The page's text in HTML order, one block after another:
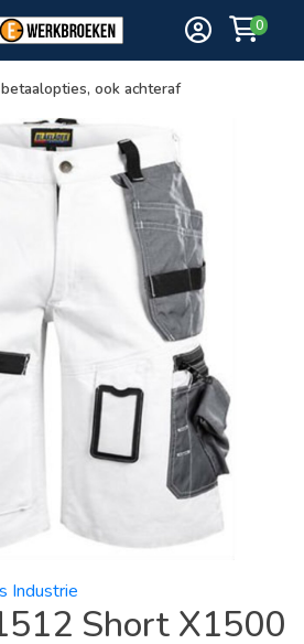
0
ook achteraf
Industrie
Short X1500